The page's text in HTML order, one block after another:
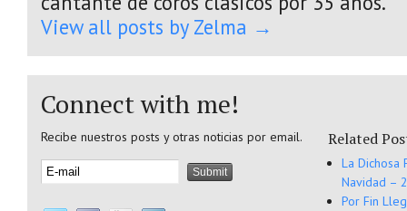
View all posts by Zelma →
Connect with me!
Recibe nuestros posts y otras noticias por email. Related
La Dichosa
Navidad –
Por Fin